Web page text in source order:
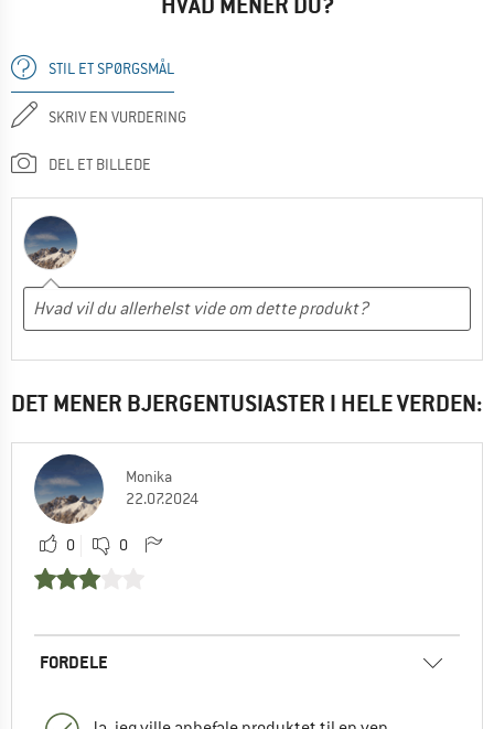
STIL ET SPØRGSMÅL
SKRIV EN VURDERING
DEL ET BILLEDE
DET MENER BJERGENTUSIASTER I HELE VERDEN:
Monika
22.07.2024
0 0
FORDELE